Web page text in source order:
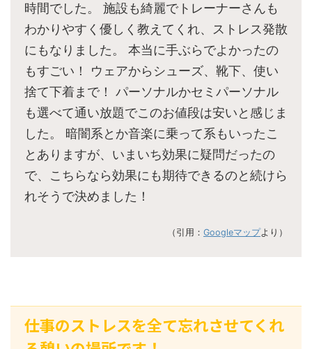
時間でした。 施設も綺麗でトレーナーさんも
わかりやすく優しく教えてくれ、ストレス発散
にもなりました。 本当に手ぶらでよかったの
もすごい！ ウェアからシューズ、靴下、使い
捨て下着まで！ パーソナルかセミパーソナル
も選べて通い放題でこのお値段は安いと感じま
した。 暗闇系とか音楽に乗って系もいったこ
とありますが、いまいち効果に疑問だったの
で、こちらなら効果にも期待できるのと続けら
れそうで決めました！
（引用： Googleマップより）
仕事のストレスを全て忘れさせてくれ